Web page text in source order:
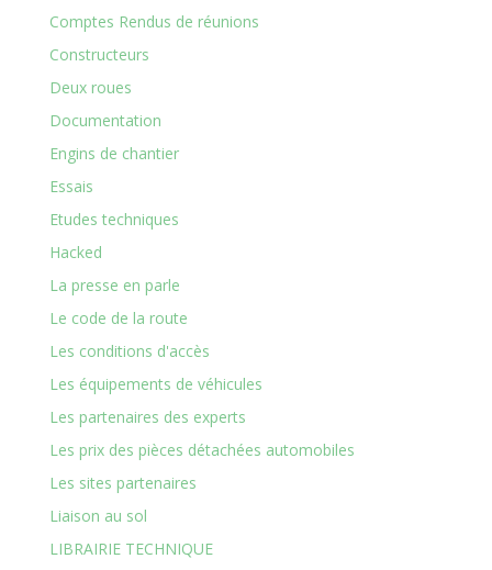
Comptes Rendus de réunions
Constructeurs
Deux roues
Documentation
Engins de chantier
Essais
Etudes techniques
Hacked
La presse en parle
Le code de la route
Les conditions d'accès
Les équipements de véhicules
Les partenaires des experts
Les prix des pièces détachées automobiles
Les sites partenaires
Liaison au sol
LIBRAIRIE TECHNIQUE